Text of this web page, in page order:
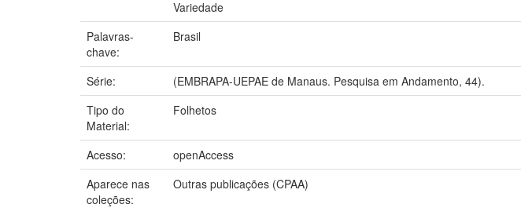
Variedade
Palavras-
chave:
Brasil
Série:
(EMBRAPA-UEPAE de Manaus. Pesquisa em Andamento, 44).
Tipo do
Material:
Folhetos
Acesso:
openAccess
Aparece nas
coleções:
Outras publicações (CPAA)